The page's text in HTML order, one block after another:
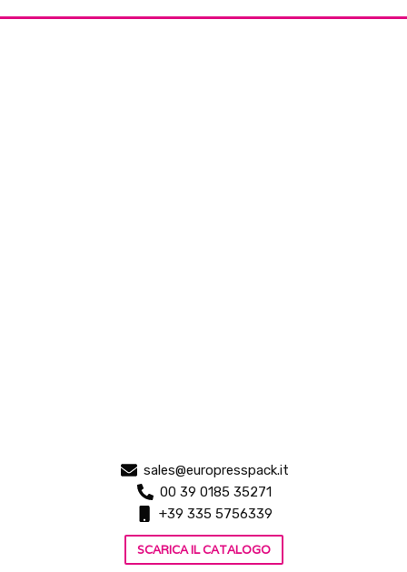
sales@europresspack.it
00 39 0185 35271
+39 335 5756339
SCARICA IL CATALOGO